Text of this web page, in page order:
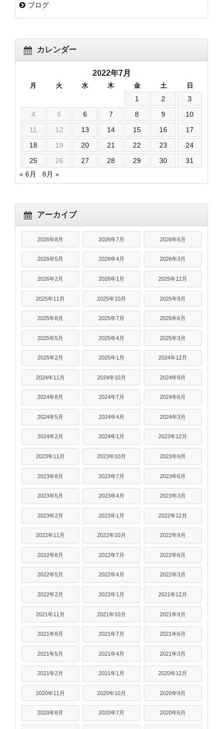
ブログ
カレンダー
2022年7月
月 火 水 木 金 土 日
1 2
3
4
5 6 7 8 9
10
11
12 13 14 15 16
17
18
19 20 21 22 23
24
25
26 27 28 29 30
31
« 6月
8月 »
アーカイブ
2026年8月 2026年7月 2026年6月
2026年5月 2026年4月 2026年3月
2026年2月 2026年1月 2025年12月
2025年11月 2025年10月 2025年9月
2025年8月 2025年7月 2025年6月
2025年5月 2025年4月 2025年3月
2025年2月 2025年1月 2024年12月
2024年11月 2024年10月 2024年9月
2024年8月 2024年7月 2024年6月
2024年5月 2024年4月 2024年3月
2024年2月 2024年1月 2023年12月
2023年11月 2023年10月 2023年9月
2023年8月 2023年7月 2023年6月
2023年5月 2023年4月 2023年3月
2023年2月 2023年1月 2022年12月
2022年11月 2022年10月 2022年9月
2022年8月 2022年7月 2022年6月
2022年5月 2022年4月 2022年3月
2022年2月 2022年1月 2021年12月
2021年11月 2021年10月 2021年9月
2021年8月 2021年7月 2021年6月
2021年5月 2021年4月 2021年3月
2021年2月 2021年1月 2020年12月
2020年11月 2020年10月 2020年9月
2020年8月 2020年7月 2020年6月